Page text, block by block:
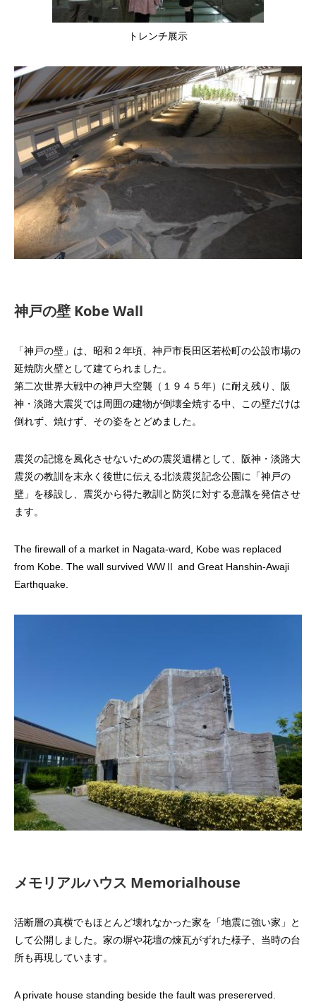
トレンチ展示
神戸の壁 Kobe Wall
「神戸の壁」は、昭和２年頃、神戸市長田区若松町の公設市場の
延焼防火壁として建てられました。
第二次世界大戦中の神戸大空襲（１９４５年）に耐え残り、阪
神・淡路大震災では周囲の建物が倒壊全焼する中、この壁だけは
倒れず、焼けず、その姿をとどめました。
震災の記憶を風化させないための震災遺構として、阪神・淡路大
震災の教訓を末永く後世に伝える北淡震災記念公園に「神戸の
壁」を移設し、震災から得た教訓と防災に対する意識を発信させ
ます。
The firewall of a market in Nagata-ward, Kobe was replaced
from Kobe. The wall survived WWⅡ and Great Hanshin-Awaji
Earthquake.
メモリアルハウス Memorialhouse
活断層の真横でもほとんど壊れなかった家を「地震に強い家」と
して公開しました。家の塀や花壇の煉瓦がずれた様子、当時の台
所も再現しています。
A private house standing beside the fault was presererved.